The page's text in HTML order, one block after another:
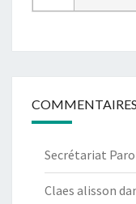
Secrétariat
Claes alisson